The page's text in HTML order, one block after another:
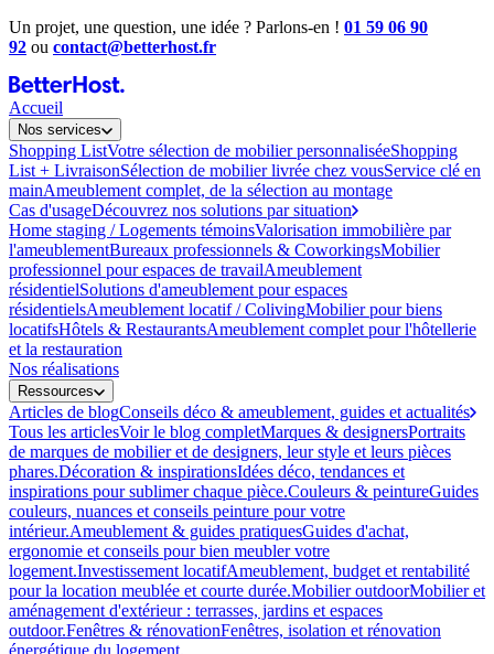
Un projet, une question, une idée ? Parlons-en ! 01 59 06 90
92 ou contact@betterhost.fr
Accueil
Nos services
Shopping ListVotre sélection de mobilier personnaliséeShopping
List + LivraisonSélection de mobilier livrée chez vousService clé en
mainAmeublement complet, de la sélection au montage
Cas d'usageDécouvrez nos solutions par situation
Home staging / Logements témoinsValorisation immobilière par
l'ameublementBureaux professionnels & CoworkingsMobilier
professionnel pour espaces de travailAmeublement
résidentielSolutions d'ameublement pour espaces
résidentielsAmeublement locatif / ColivingMobilier pour biens
locatifsHôtels & RestaurantsAmeublement complet pour l'hôtellerie
et la restauration
Nos réalisations
Ressources
Articles de blogConseils déco & ameublement, guides et actualités
Tous les articlesVoir le blog completMarques & designersPortraits
de marques de mobilier et de designers, leur style et leurs pièces
phares.Décoration & inspirationsIdées déco, tendances et
inspirations pour sublimer chaque pièce.Couleurs & peintureGuides
couleurs, nuances et conseils peinture pour votre
intérieur.Ameublement & guides pratiquesGuides d'achat,
ergonomie et conseils pour bien meubler votre
logement.Investissement locatifAmeublement, budget et rentabilité
pour la location meublée et courte durée.Mobilier outdoorMobilier et
aménagement d'extérieur : terrasses, jardins et espaces
outdoor.Fenêtres & rénovationFenêtres, isolation et rénovation
énergétique du logement.